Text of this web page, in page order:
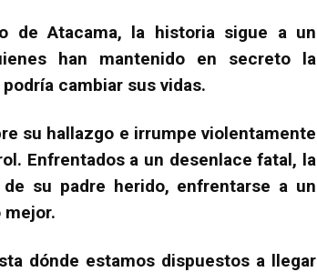
de Atacama, la historia sigue a un
han mantenido en secreto la
cambiar sus vidas.
su hallazgo e irrumpe violentamente
Enfrentados a un desenlace fatal, la
su padre herido, enfrentarse a un
dónde estamos dispuestos a llegar